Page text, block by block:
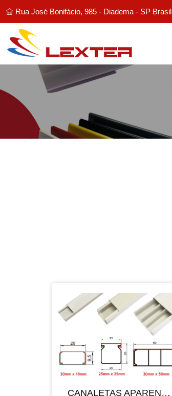
Rua José Bonifácio, 985 - Diadema - SP Brasil
CANALETAS APARENTE DE PVC